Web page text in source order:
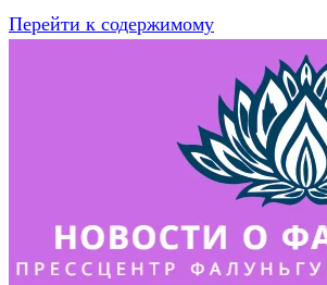
Перейти к содержимому